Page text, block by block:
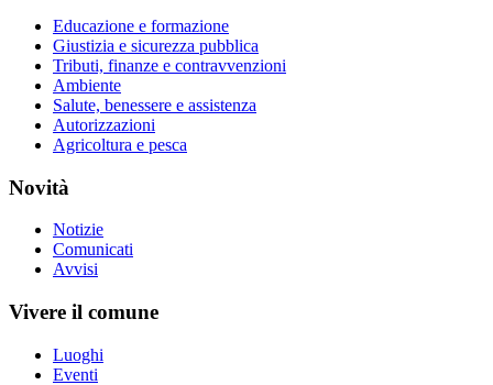
Educazione e formazione
Giustizia e sicurezza pubblica
Tributi, finanze e contravvenzioni
Ambiente
Salute, benessere e assistenza
Autorizzazioni
Agricoltura e pesca
Novità
Notizie
Comunicati
Avvisi
Vivere il comune
Luoghi
Eventi